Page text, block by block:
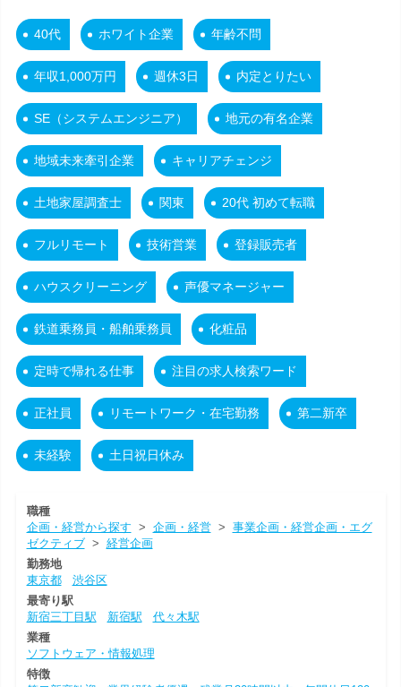
40代 ホワイト企業 年齢不問
年収1,000万円 週休3日 内定とりたい
SE（システムエンジニア） 地元の有名企業
地域未来牽引企業 キャリアチェンジ
土地家屋調査士 関東 20代 初めて転職
フルリモート 技術営業 登録販売者
ハウスクリーニング 声優マネージャー
鉄道乗務員・船舶乗務員 化粧品
定時で帰れる仕事 注目の求人検索ワード
正社員 リモートワーク・在宅勤務 第二新卒
未経験 土日祝日休み
職種
企画・経営から探す > 企画・経営> 事業企画・経営企画・エグ
ゼクティブ> 経営企画
勤務地
東京都
渋谷区
最寄り駅
新宿三丁目駅
新宿駅
代々木駅
業種
ソフトウェア・情報処理
特徴